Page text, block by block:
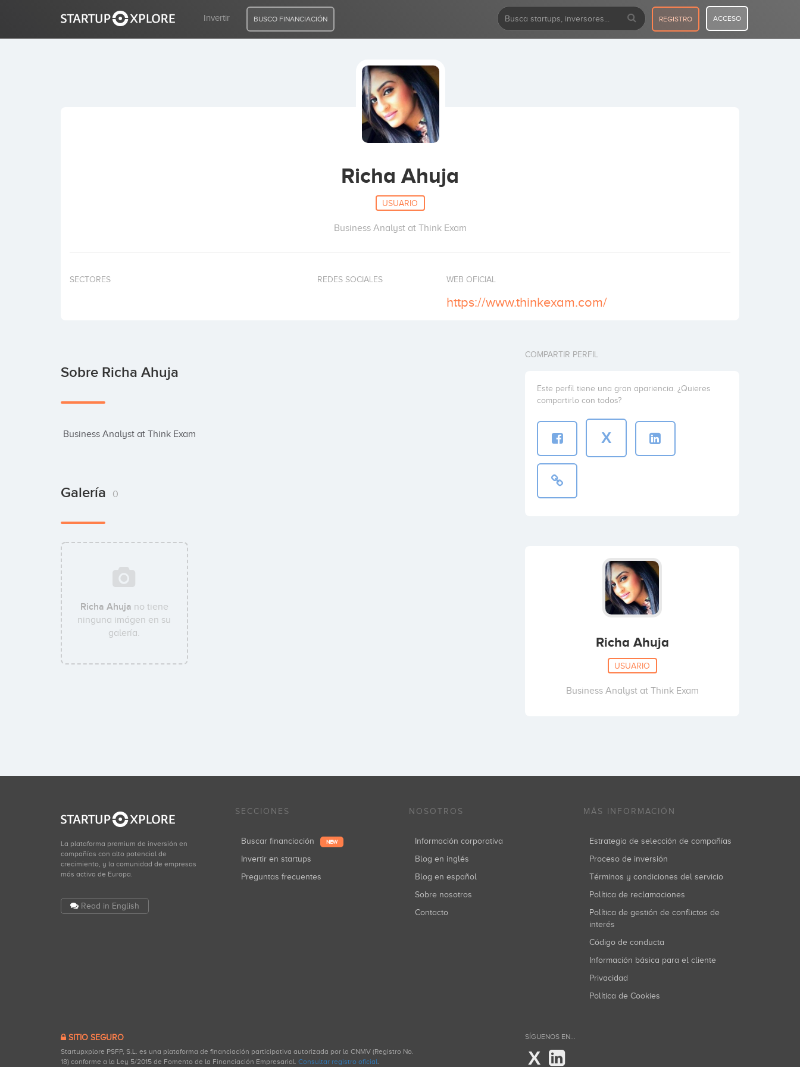
Invertir BUSCO FINANCIACIÓN REGISTRO ACCESO
Richa Ahuja
USUARIO
Business Analyst at Think Exam
SECTORES REDES SOCIALES WEB OFICIAL
https://www.thinkexam.com/
Sobre Richa Ahuja
Business Analyst at Think Exam
Galería 0
Richa Ahuja no tiene
ninguna imágen en su
galería.
COMPARTIR PERFIL
Este perfil tiene una gran apariencia. ¿Quieres
compartirlo con todos?
X
Richa Ahuja
USUARIO
Business Analyst at Think Exam
La plataforma premium de inversión en
compañías con alto potencial de
crecimiento, y la comunidad de empresas
más activa de Europa.
Read in English
SECCIONES
Buscar financiación NEW
Invertir en startups
Preguntas frecuentes
NOSOTROS
Información corporativa
Blog en inglés
Blog en español
Sobre nosotros
Contacto
MÁS INFORMACIÓN
Estrategia de selección de compañías
Proceso de inversión
Términos y condiciones del servicio
Política de reclamaciones
Política de gestión de conflictos de
interés
Código de conducta
Información básica para el cliente
Privacidad
Política de Cookies
SITIO SEGURO
Startupxplore PSFP, S.L. es una plataforma de financiación participativa autorizada por la CNMV (Registro No.
18) conforme a la Ley 5/2015 de Fomento de la Financiación Empresarial. Consultar registro oficial.
SÍGUENOS EN...
X